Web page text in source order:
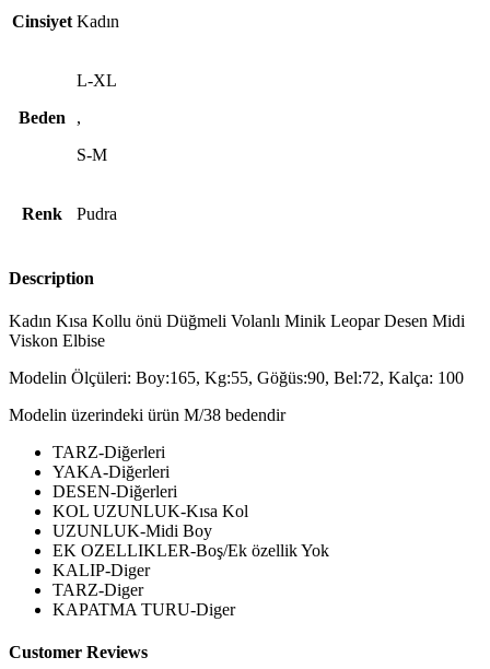
Cinsiyet Kadın
Beden
L-XL
,
S-M
Renk Pudra
Description
Kadın Kısa Kollu önü Düğmeli Volanlı Minik Leopar Desen Midi
Viskon Elbise
Modelin Ölçüleri: Boy:165, Kg:55, Göğüs:90, Bel:72, Kalça: 100
Modelin üzerindeki ürün M/38 bedendir
TARZ-Diğerleri
YAKA-Diğerleri
DESEN-Diğerleri
KOL UZUNLUK-Kısa Kol
UZUNLUK-Midi Boy
EK OZELLIKLER-Boş/Ek özellik Yok
KALIP-Diger
TARZ-Diger
KAPATMA TURU-Diger
Customer Reviews